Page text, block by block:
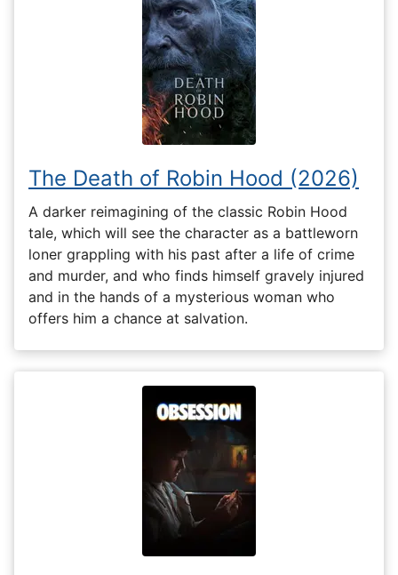
The Death of Robin Hood (2026)
A darker reimagining of the classic Robin Hood
tale, which will see the character as a battleworn
loner grappling with his past after a life of crime
and murder, and who finds himself gravely injured
and in the hands of a mysterious woman who
offers him a chance at salvation.